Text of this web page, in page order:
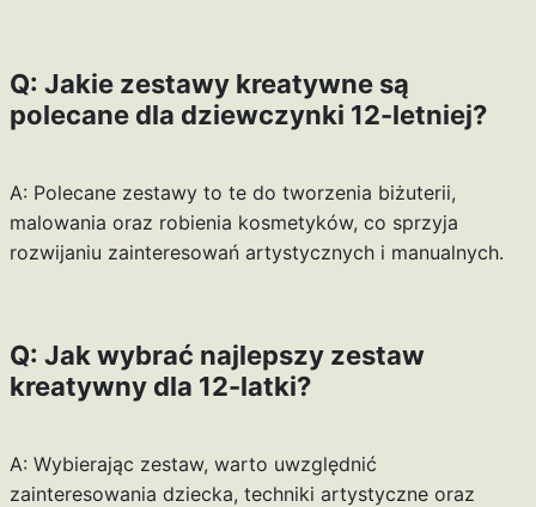
Q: Jakie zestawy kreatywne są
polecane dla dziewczynki 12-letniej?
A: Polecane zestawy to te do tworzenia biżuterii,
malowania oraz robienia kosmetyków, co sprzyja
rozwijaniu zainteresowań artystycznych i manualnych.
Q: Jak wybrać najlepszy zestaw
kreatywny dla 12-latki?
A: Wybierając zestaw, warto uwzględnić
zainteresowania dziecka, techniki artystyczne oraz